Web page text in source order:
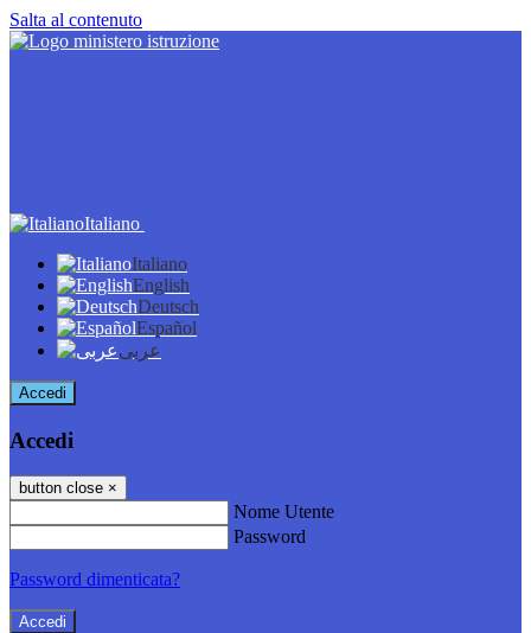
Salta al contenuto
Italiano
Italiano
English
Deutsch
Español
عربى
Accedi
Accedi
button close ×
Nome Utente
Password
Password dimenticata?